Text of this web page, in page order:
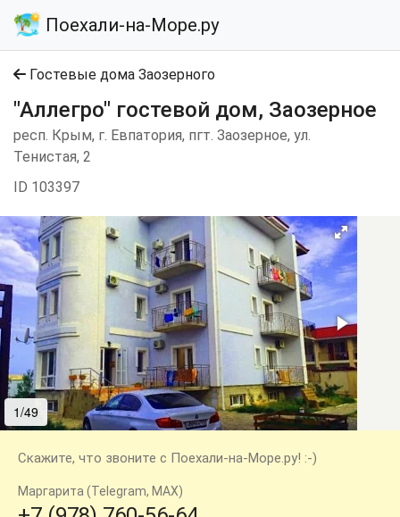
Поехали-на-Море.ру
Гостевые дома Заозерного
"Аллегро" гостевой дом, Заозерное
респ. Крым, г. Евпатория, пгт. Заозерное, ул.
Тенистая, 2
ID 103397
1/49
Скажите, что звоните с Поехали-на-Море.ру! :-)
Маргарита (Telegram, MAX)